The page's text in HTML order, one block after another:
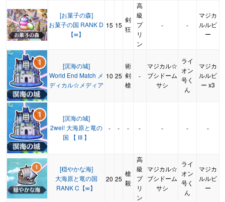
[お菓子の森]
お菓子の国 RANK D
【∞】
15 15
剣
狂
高
級
プ
リ
ン
- -
マジカ
ルルビ
ー
[溟海の城]
World End Match メ
ディカル☆メディア
10 25
術
剣
槍
-
マジカル☆
ブシドーム
サシ
ライ
オン
号く
ん
マジカ
ルルビ
ー x3
[溟海の城]
2wei! 大海原と竜の
国 【 III 】
- - - - - - -
[穏やかな海]
大海原と竜の国
RANK C【∞】
20 25
槍
殺
高
級
プ
リ
ン
マジカル☆
ブシドーム
サシ
ライ
オン
号く
ん
マジカ
ルルビ
ー